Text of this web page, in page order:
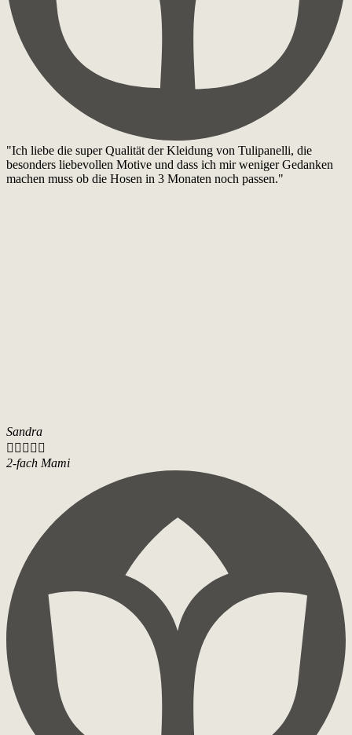
"Ich liebe die super Qualität der Kleidung von Tulipanelli, die
besonders liebevollen Motive und dass ich mir weniger Gedanken
machen muss ob die Hosen in 3 Monaten noch passen."
Sandra
    
2-fach Mami